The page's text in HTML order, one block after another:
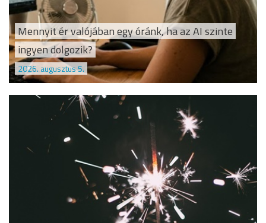
Mennyit ér valójában egy óránk, ha az AI szinte
ingyen dolgozik?
2026. augusztus 5.